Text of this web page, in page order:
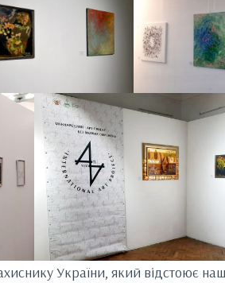
України, який відстоює